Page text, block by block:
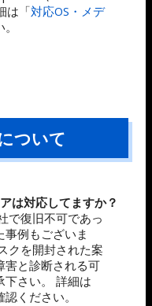
は「対応OS・メデ
ついて
は対応してますか？
で復旧不可であっ
例もございま
クを開封された案
害と診断される可
下さい。 詳細は
認ください。